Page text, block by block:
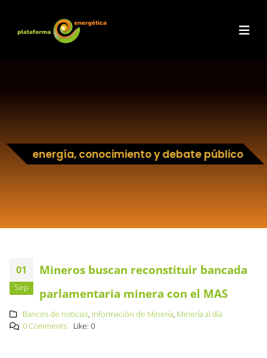
energía, conocimiento y debate público
01
Sep
Mineros buscan reconstituir bancada
parlamentaria minera con el MAS
Bancos de noticias, Información de Minería, Minería al día
0 Comments
Like: 0